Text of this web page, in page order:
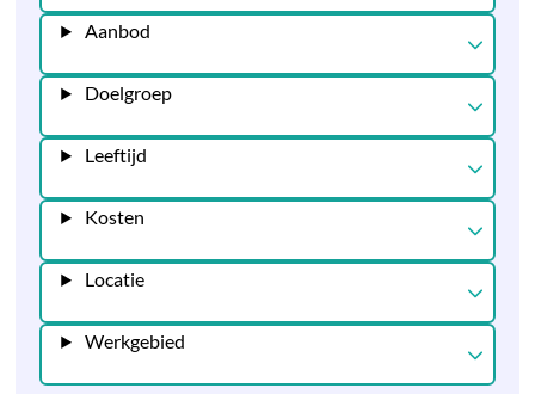
Aanbod
Doelgroep
Leeftijd
Kosten
Locatie
Werkgebied